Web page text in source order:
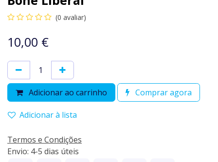
(0 avaliar)
10,00 €
Adicionar ao carrinho Comprar agora
Adicionar à lista
Termos e Condições
Envio: 4-5 dias úteis